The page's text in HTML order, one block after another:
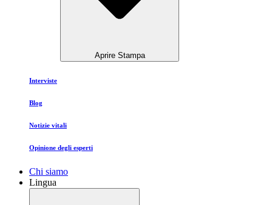
Aprire Stampa
Interviste
Blog
Notizie vitali
Opinione degli esperti
Chi siamo
Lingua